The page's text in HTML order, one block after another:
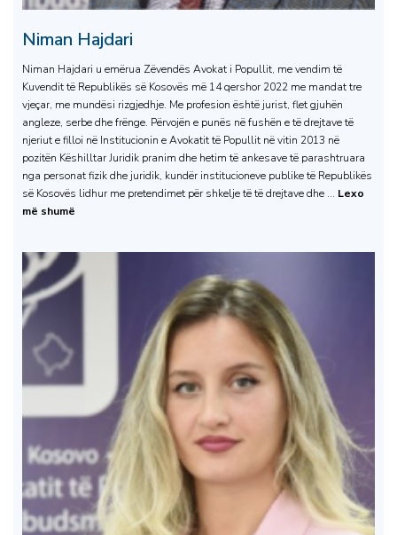
Niman Hajdari
Niman Hajdari u emërua Zëvendës Avokat i Popullit, me vendim të
Kuvendit të Republikës së Kosovës më 14 qershor 2022 me mandat tre
vjeçar, me mundësi rizgjedhje. Me profesion është jurist, flet gjuhën
angleze, serbe dhe frënge. Përvojën e punës në fushën e të drejtave të
njeriut e filloi në Institucionin e Avokatit të Popullit në vitin 2013 në
pozitën Këshilltar Juridik pranim dhe hetim të ankesave të parashtruara
nga personat fizik dhe juridik, kundër institucioneve publike të Republikës
së Kosovës lidhur me pretendimet për shkelje të të drejtave dhe ... Lexo
më shumë